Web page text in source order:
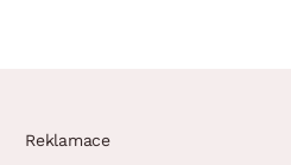
Reklamace